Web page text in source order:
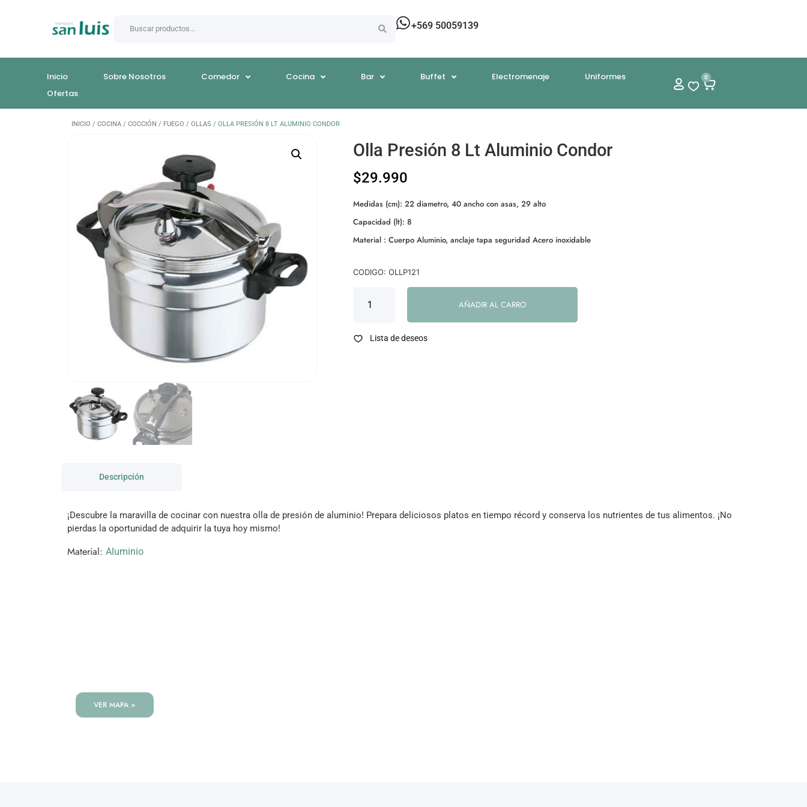
+569 50059139
Inicio Sobre Nosotros Comedor Cocina Bar Buffet Electromenaje
Uniformes
Ofertas
0
INICIO / COCINA / COCCIÓN / FUEGO / OLLAS / OLLA PRESIÓN 8 LT ALUMINIO CONDOR
Olla Presión 8 Lt Aluminio Condor
$29.990
Medidas (cm): 22 diametro, 40 ancho con asas, 29 alto
Capacidad (lt): 8
Material : Cuerpo Aluminio, anclaje tapa seguridad Acero inoxidable
CODIGO: OLLP121
AÑADIR AL CARRO
Lista de deseos
Descripción
¡Descubre la maravilla de cocinar con nuestra olla de presión de aluminio! Prepara deliciosos platos en tiempo récord y conserva los nutrientes de tus alimentos. ¡No
pierdas la oportunidad de adquirir la tuya hoy mismo!
Material: Aluminio
VER MAPA >